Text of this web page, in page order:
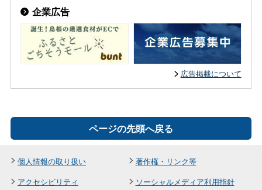
企業広告
広告掲載について
ページの先頭へ戻る
個人情報の取り扱い
著作権・リンク等
アクセシビリティ
ソーシャルメディア利用指針